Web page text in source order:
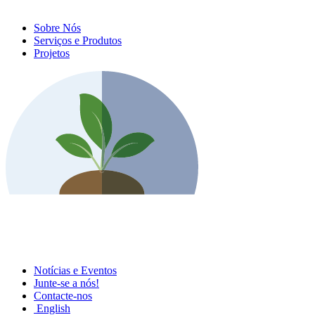
Sobre Nós
Serviços e Produtos
Projetos
Notícias e Eventos
Junte-se a nós!
Contacte-nos
English